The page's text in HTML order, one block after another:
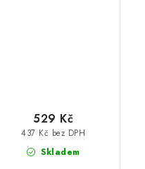
Skladem
437 Kč bez DPH
529 Kč